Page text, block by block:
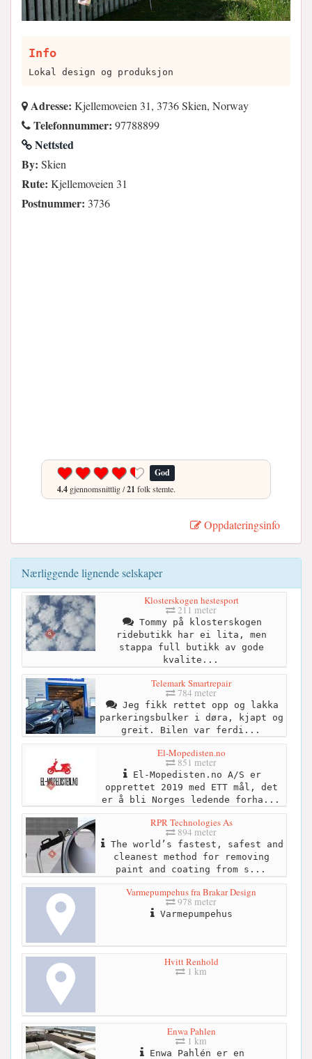
Info
Lokal design og produksjon
Adresse: Kjellemoveien 31, 3736 Skien, Norway
Telefonnummer: 97788899
Nettsted
By: Skien
Rute: Kjellemoveien 31
Postnummer: 3736
God
4.4 gjennomsnittlig /21 folk stemte.
Oppdateringsinfo
Nærliggende lignende selskaper
Klosterskogen hestesport
211 meter
Tommy på klosterskogen
ridebutikk har ei lita, men
stappa full butikk av gode
kvalite...
Telemark Smartrepair
784 meter
Jeg fikk rettet opp og lakka
parkeringsbulker i døra, kjapt og
greit. Bilen var ferdi...
El-Mopedisten.no
851 meter
El-Mopedisten.no A/S er
opprettet 2019 med ETT mål, det
er å bli Norges ledende forha...
RPR Technologies As
894 meter
The world’s fastest, safest and
cleanest method for removing
paint and coating from s...
Varmepumpehus fra Brakar Design
978 meter
Varmepumpehus
Hvitt Renhold
1 km
Enwa Pahlen
1 km
Enwa Pahlén er en